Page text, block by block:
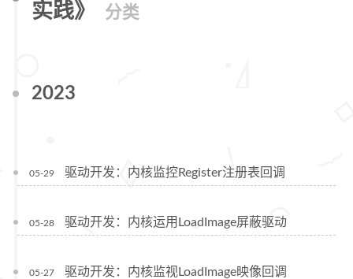
实践》
分类
2023
05-29 驱动开发：内核监控Register注册表回调
05-28 驱动开发：内核运用LoadImage屏蔽驱动
05-27 驱动开发：内核监视LoadImage映像回调